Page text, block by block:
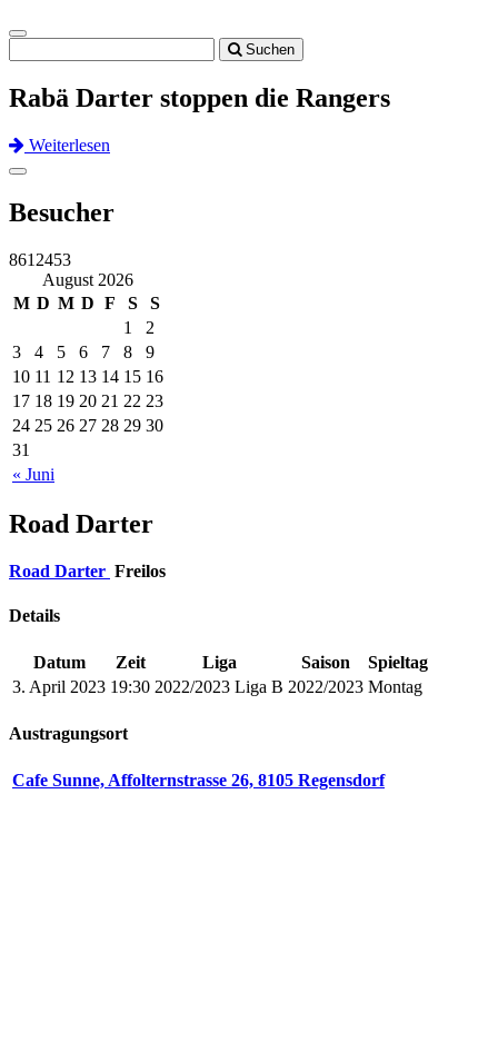
Toggle
navigation
Suchen
Rabä Darter stoppen die Rangers
Weiterlesen
Previous
Next
Toggle
Besucher
8612453
August 2026
M D M D F S S
« Juni
1
2
3
4 5 6 7 8
9
10 11 12 13 14 15 16
17 18 19 20 21 22 23
24 25 26 27 28 29 30
31
Road Darter
Road Darter Freilos
Details
Datum Zeit Liga Saison
Spieltag
3. April 2023 19:30 2022/2023 Liga B 2022/2023 Montag
Austragungsort
Cafe Sunne, Affolternstrasse 26, 8105 Regensdorf